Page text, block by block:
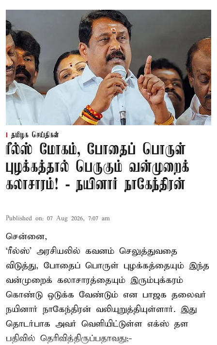
தமிழக செய்திகள்
ரீல்ஸ் மோகம், போதைப் பொருள்
புழக்கத்தால் பெருகும் வன்முறைக்
கலாசாரம்! - நயினார் நாகேந்திரன்
Published on: 07 Aug 2026, 7:07 am
சென்னை,
‘ரீல்ஸ்’ அரசியலில் கவனம் செலுத்துவதை
விடுத்து, போதைப் பொருள் புழக்கத்தையும் இந்த
வன்முறைக் கலாசாரத்தையும் இரும்புக்கரம்
கொண்டு ஒடுக்க வேண்டும் என பாஜக தலைவர்
நயினார் நாகேந்திரன் வலியுறுத்தியுள்ளார். இது
தொடர்பாக அவர் வெளியிட்டுள்ள எக்ஸ் தள
பதிவில் தெரிவித்திருப்பதாவது;-